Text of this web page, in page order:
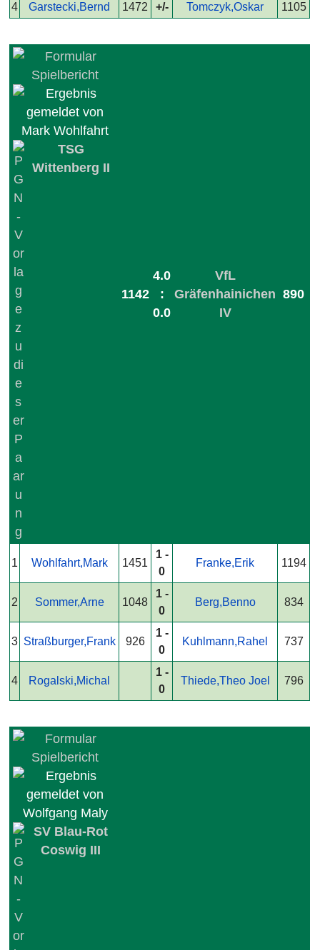
4 Garstecki,Bernd 1472 +/- Tomczyk,Oskar 1105
TSG
Wittenberg II
1142
4.0
:
0.0
VfL
Gräfenhainichen
IV
890
1 Wohlfahrt,Mark 1451
1 -
0
Franke,Erik 1194
2 Sommer,Arne 1048
1 -
0
Berg,Benno 834
3 Straßburger,Frank 926
1 -
0
Kuhlmann,Rahel 737
4 Rogalski,Michal
1 -
0
Thiede,Theo Joel 796
SV Blau-Rot
Coswig III